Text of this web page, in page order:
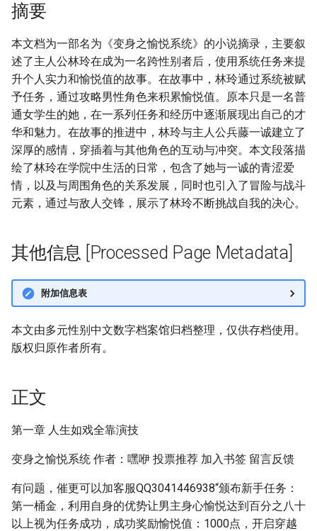
摘要
本文档为一部名为《变身之愉悦系统》的小说摘录，主要叙
述了主人公林玲在成为一名跨性别者后，使用系统任务来提
升个人实力和愉悦值的故事。在故事中，林玲通过系统被赋
予任务，通过攻略男性角色来积累愉悦值。原本只是一名普
通女学生的她，在一系列任务和经历中逐渐展现出自己的才
华和魅力。在故事的推进中，林玲与主人公兵藤一诚建立了
深厚的感情，穿插着与其他角色的互动与冲突。本文段落描
绘了林玲在学院中生活的日常，包含了她与一诚的青涩爱
情，以及与周围角色的关系发展，同时也引入了冒险与战斗
元素，通过与敌人交锋，展示了林玲不断挑战自我的决心。
其他信息 [Processed Page Metadata]
附加信息表
本文由多元性别中文数字档案馆归档整理，仅供存档使用。
版权归原作者所有。
正文
第一章 人生如戏全靠演技
变身之愉悦系统 作者：嘿咿 投票推荐 加入书签 留言反馈
有问题，催更可以加客服QQ3041446938“颁布新手任务：
第一桶金，利用自身的优势让男主身心愉悦达到百分之八十
以上视为任务成功，成功奖励愉悦值：1000点，开启穿越